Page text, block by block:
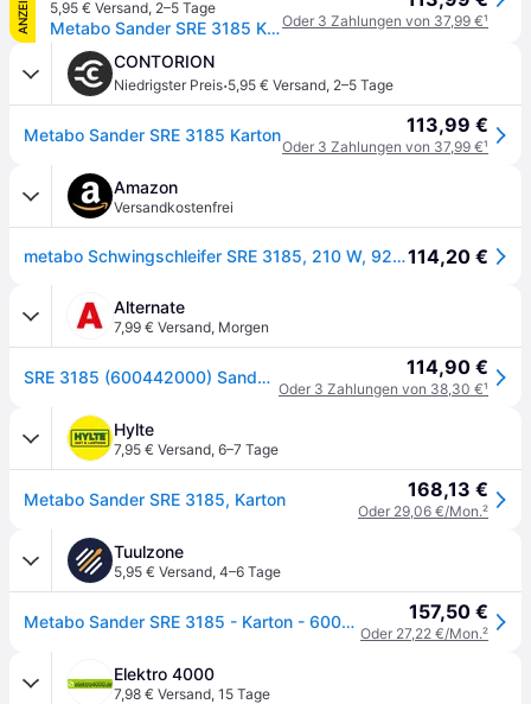
5,95 € Versand, 2–5 Tage
Metabo Sander SRE 3185 KartonOder 3 Zahlungen von 37,99 €¹
CONTORION
Niedrigster Preis·5,95 € Versand, 2–5 Tage
Metabo Sander SRE 3185 Karton 113,99 €
Oder 3 Zahlungen von 37,99 €¹
Amazon
Versandkostenfrei
metabo Schwingschleifer SRE 3185, 210 W, 92 x 184 mm Platte114,20 €
Alternate
7,99 € Versand, Morgen
SRE 3185 (600442000) Sander, Schwingschleifer 114,90 €
Oder 3 Zahlungen von 38,30 €¹
Hylte
7,95 € Versand, 6–7 Tage
Metabo Sander SRE 3185, Karton 168,13 €
Oder 29,06 €/Mon.²
Tuulzone
5,95 € Versand, 4–6 Tage
Metabo Sander SRE 3185 - Karton - 600442000 157,50 €
Oder 27,22 €/Mon.²
Elektro 4000
7,98 € Versand, 15 Tage